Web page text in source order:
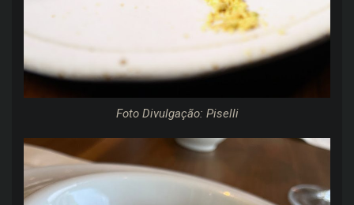
Foto Divulgação: Piselli